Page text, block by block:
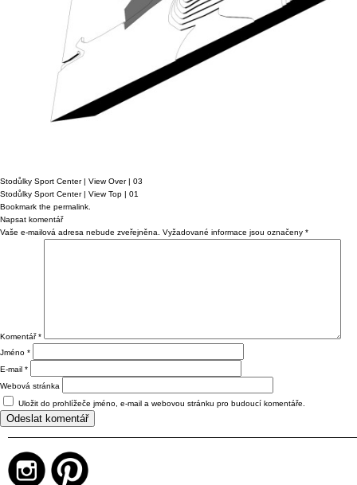
Stodůlky Sport Center | View Over | 03
Stodůlky Sport Center | View Top | 01
Bookmark the permalink
Napsat komentář
Vaše e-mailová adresa nebude zveřejněna.
Vyžadované informace jsou označeny *
Komentář*
Jméno *
E-mail *
Webová stránka
Uložit do prohlížeče jméno, e-mail a webovou stránku pro budoucí komentáře.